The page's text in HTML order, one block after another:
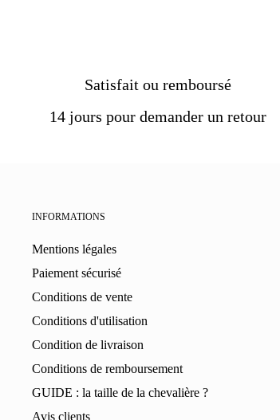
Satisfait ou remboursé
14 jours pour demander un retour
INFORMATIONS
Mentions légales
Paiement sécurisé
Conditions de vente
Conditions d'utilisation
Condition de livraison
Conditions de remboursement
GUIDE : la taille de la chevalière ?
Avis clients